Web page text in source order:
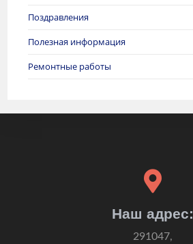
Поздравления
Полезная информация
Ремонтные работы
Наш адрес:
291047,